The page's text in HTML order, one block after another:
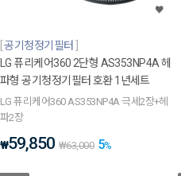
공기청정기필터
LG 퓨리케어360 2단형 AS353NP4A 헤
파형 공기청정기필터 호환 1년세트
LG 퓨리케어360 AS353NP4A 극세2장+헤
파2장
₩59,850 ₩63,000 5%